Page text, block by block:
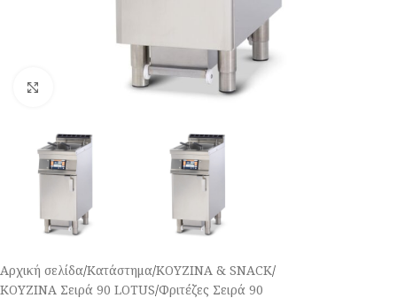
Κλικ για μεγέθυνση
Αρχική σελίδα/Κατάστημα/ΚΟΥΖΙΝΑ & SNACK/
ΚΟΥΖΙΝΑ Σειρά 90 LOTUS/Φριτέζες Σειρά 90